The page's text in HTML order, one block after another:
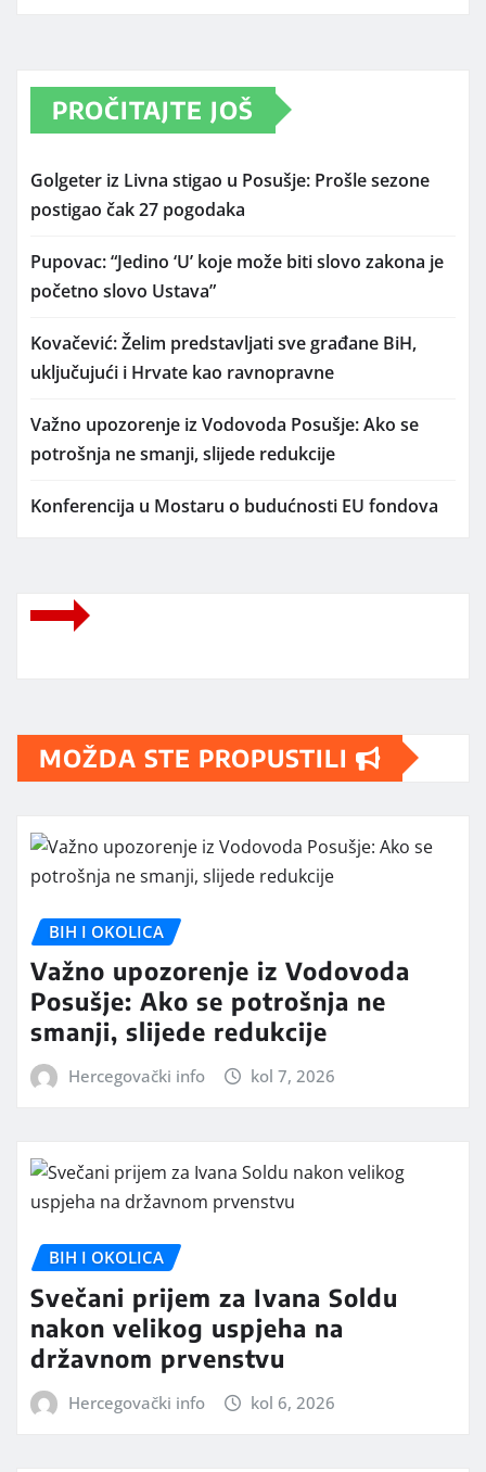
PROČITAJTE JOŠ
Golgeter iz Livna stigao u Posušje: Prošle sezone
postigao čak 27 pogodaka
Pupovac: “Jedino ‘U’ koje može biti slovo zakona je
početno slovo Ustava”
Kovačević: Želim predstavljati sve građane BiH,
uključujući i Hrvate kao ravnopravne
Važno upozorenje iz Vodovoda Posušje: Ako se
potrošnja ne smanji, slijede redukcije
Konferencija u Mostaru o budućnosti EU fondova
MOŽDA STE PROPUSTILI
BIH I OKOLICA
Važno upozorenje iz Vodovoda
Posušje: Ako se potrošnja ne
smanji, slijede redukcije
Hercegovački info kol 7, 2026
BIH I OKOLICA
Svečani prijem za Ivana Soldu
nakon velikog uspjeha na
državnom prvenstvu
Hercegovački info kol 6, 2026